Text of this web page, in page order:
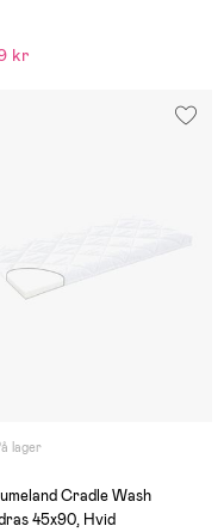
kr
lager
Cradle Wash
45x90, Hvid